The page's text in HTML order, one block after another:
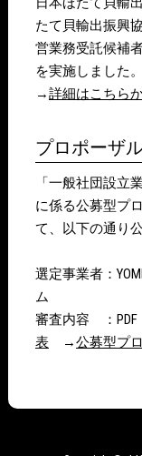
●2025.06.30
ジャパンインタ
展及び渡航手配
いて
大阪・関西万博
たて貝プロモー
いて
●2024.10.17
画・運営及び渡
●2024.08.07
たて貝輸出振興
営業務受託候補
を実施しました。
→詳細はこちら
プロポーザ
「一般社団設立
に係る公募型プ
て、以下の通り
選定事業者：
ム
審査内容 ：
表→公募型プ